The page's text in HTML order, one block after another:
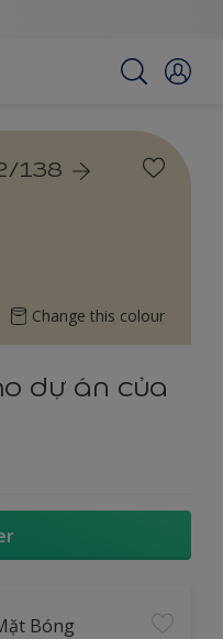
138
Change this colour
dự án của
Bóng